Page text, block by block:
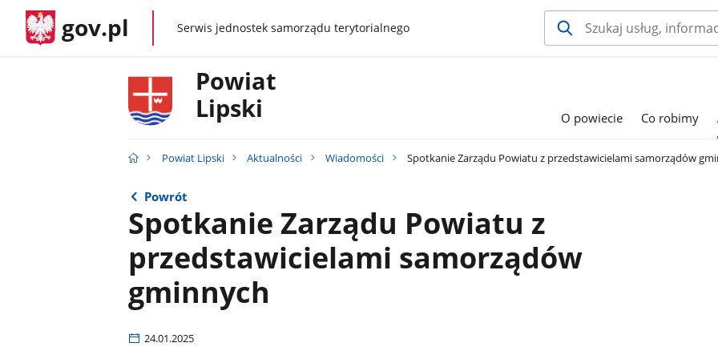
gov.pl gov.plSerwis jednostek samorządu terytorialnego
Powiat
Lipski
O powiecie Co robimy
Powiat Lipski Aktualności Wiadomości Spotkanie Zarządu Powiatu z przedstawicielami samorządów
Powrót
Spotkanie Zarządu Powiatu z
przedstawicielami samorządów
gminnych
24.01.2025